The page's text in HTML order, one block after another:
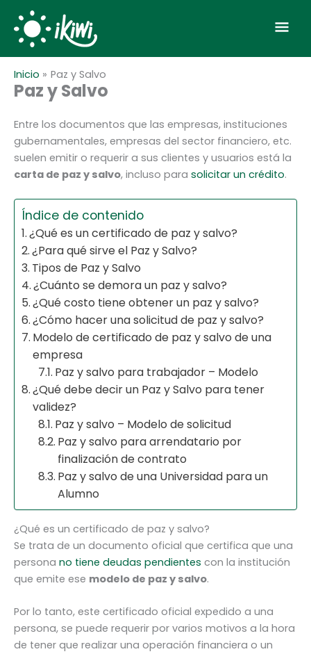
contenido
Inicio Paz y Salvo
Paz y Salvo
Entre los documentos que las empresas, instituciones
gubernamentales, empresas del sector financiero, etc.
suelen emitir o requerir a sus clientes y usuarios está la
carta de paz y salvo, incluso para solicitar un crédito.
Índice de contenido
¿Qué es un certificado de paz y salvo?
¿Para qué sirve el Paz y Salvo?
Tipos de Paz y Salvo
¿Cuánto se demora un paz y salvo?
¿Qué costo tiene obtener un paz y salvo?
¿Cómo hacer una solicitud de paz y salvo?
Modelo de certificado de paz y salvo de una
empresa
Paz y salvo para trabajador – Modelo
¿Qué debe decir un Paz y Salvo para tener
validez?
Paz y salvo – Modelo de solicitud
Paz y salvo para arrendatario por
finalización de contrato
Paz y salvo de una Universidad para un
Alumno
¿Qué es un certificado de paz y salvo?
Se trata de un documento oficial que certifica que una
persona no tiene deudas pendientes con la institución
que emite ese modelo de paz y salvo.
Por lo tanto, este certificado oficial expedido a una
persona, se puede requerir por varios motivos a la hora
de tener que realizar una operación financiera o un
Scroll
to
Top